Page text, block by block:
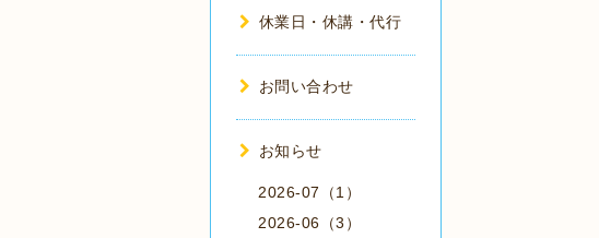
休業日・休講・代行
お問い合わせ
お知らせ
2026-07（1）
2026-06（3）